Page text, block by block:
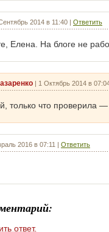
2014 в 11:40 | Ответить
Елена. На блоге не
| 1 Октябрь 2014 в
только что проверила —
2016 в 07:11 | Ответить
ответ.